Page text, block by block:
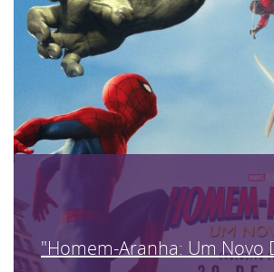
"Homem-Aranha: Um Novo